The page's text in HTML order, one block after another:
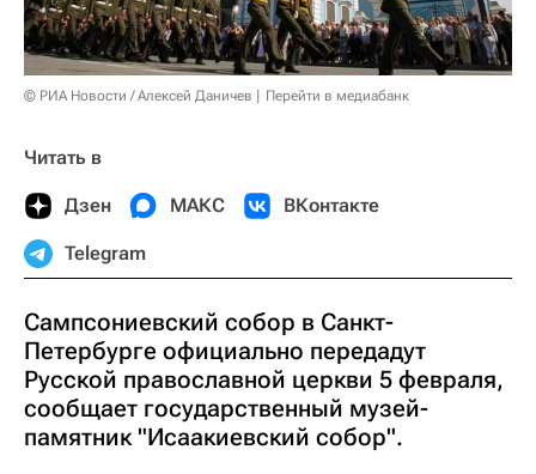
© РИА Новости / Алексей Даничев Перейти в медиабанк
Читать в
Дзен МАКС ВКонтакте
Telegram
Сампсониевский собор в Санкт-
Петербурге официально передадут
Русской православной церкви 5 февраля,
сообщает государственный музей-
памятник "Исаакиевский собор".